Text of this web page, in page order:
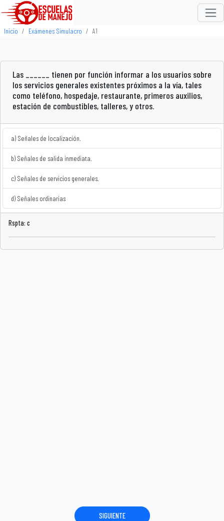
Inicio Exámenes Simulacro A1
Las ______ tienen por función informar a los usuarios sobre
los servicios generales existentes próximos a la vía, tales
como teléfono, hospedaje, restaurante, primeros auxilios,
estación de combustibles, talleres, y otros.
a) Señales de localización.
b) Señales de salida inmediata.
c) Señales de servicios generales.
d) Señales ordinarias
Rspta: c
SIGUIENTE